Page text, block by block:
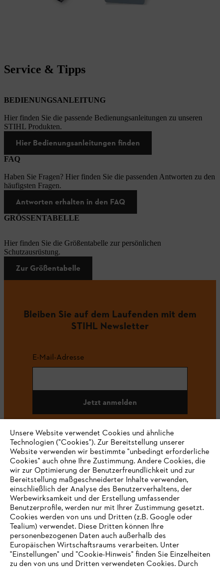
Service & Tipps
BEDIENUNGSANLEITUNG
Hier finden Sie die passende Bedienungsanleitungen zu unseren
STIHL Produkten.
Hier Bedienungsanleitungen finden
FAQ
Haben Sie Fragen? Hier finden Sie die passenden Antworten zu den
häufigsten Fragen.
Antworten erhalten in den FAQ
GRÖSSENTABELLE
Hier finden Sie die Größentabelle zur persönlichen
Schutzausrüstung.
Zur Größentabelle
Bleiben Sie auf dem Laufenden mit dem
STIHL Newsletter
E-Mail-Adresse
Jetzt anmelden
#STIHL
Unternehmen
Unsere Website verwendet Cookies und ähnliche
Technologien ("Cookies"). Zur Bereitstellung unserer
Website verwenden wir bestimmte "unbedingt erforderliche
Cookies" auch ohne Ihre Zustimmung. Andere Cookies, die
wir zur Optimierung der Benutzerfreundlichkeit und zur
Bereitstellung maßgeschneiderter Inhalte verwenden,
einschließlich der Analyse des Benutzerverhaltens, der
Werbewirksamkeit und der Erstellung umfassender
Benutzerprofile, werden nur mit Ihrer Zustimmung gesetzt.
Cookies werden von uns und Dritten (z.B. Google oder
Tealium) verwendet. Diese Dritten können Ihre
personenbezogenen Daten auch außerhalb des
Europäischen Wirtschaftsraums verarbeiten. Unter
"Einstellungen" und "Cookie-Hinweis" finden Sie Einzelheiten
zu den von uns und Dritten verwendeten Cookies. Durch